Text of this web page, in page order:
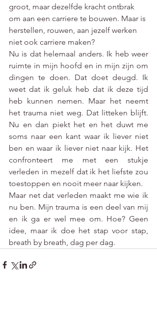
groot, maar dezelfde kracht ontbrak
om aan een carriere te bouwen. Maar is
herstellen, rouwen, aan jezelf werken
niet ook carriere maken?
Nu is dat helemaal anders. Ik heb weer
ruimte in mijn hoofd en in mijn zijn om
dingen te doen. Dat doet deugd. Ik
weet dat ik geluk heb dat ik deze tijd
heb kunnen nemen. Maar het neemt
het trauma niet weg. Dat litteken blijft.
Nu en dan piekt het en het duwt me
soms naar een kant waar ik liever niet
ben en waar ik liever niet naar kijk. Het
confronteert me met een stukje
verleden in mezelf dat ik het liefste zou
toestoppen en nooit meer naar kijken.
Maar net dat verleden maakt me wie ik
nu ben. Mijn trauma is een deel van mij
en ik ga er wel mee om. Hoe? Geen
idee, maar ik doe het stap voor stap,
breath by breath, dag per dag.